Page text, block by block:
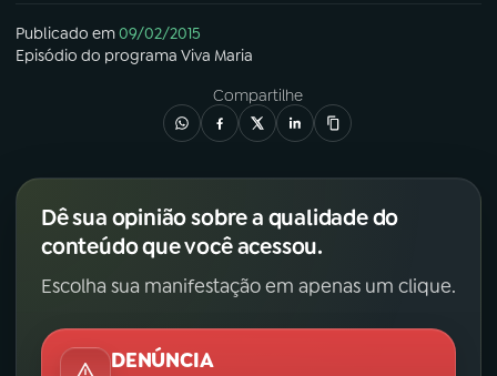
Publicado em09/02/2015
Episódio do programa Viva Maria
Compartilhe
Dê sua opinião sobre a qualidade do
conteúdo que você acessou.
Escolha sua manifestação em apenas um clique.
DENÚNCIA